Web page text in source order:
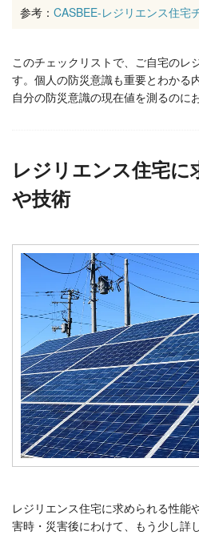
参考： CASBEE-レジリエンス住宅
このチェックリストで、ご自宅のレ
す。個人の防災意識も重要とわかる
自分の防災意識の現在値を測るのに
レジリエンス住宅に
や技術
レジリエンス住宅に求められる性能
害時・災害後にわけて、もう少し詳